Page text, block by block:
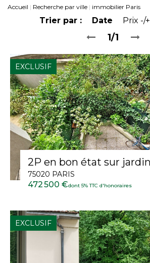
Accueil Recherche par ville immobilier Paris
Trier par : Date Prix -/+
1/1
EXCLUSIF
75020 PARIS
472 500 €dont 5% TTC d'honoraires
EXCLUSIF